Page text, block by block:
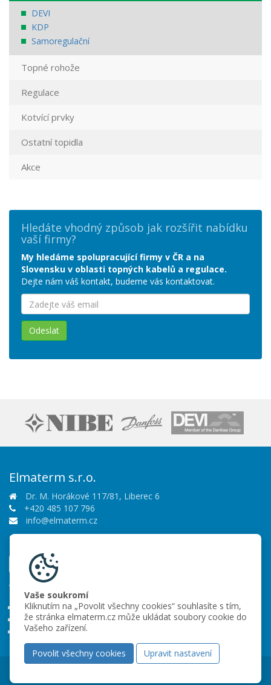
DEVI
KDP
Samoregulační
Topné rohože
Regulace
Kotvící prvky
Ostatní topidla
Akce
Hledáte vhodný způsob jak rozšířit nabídku
vaší firmy?
My hledáme spolupracující firmy v ČR a na
Slovensku v oblasti topných kabelů a regulace.
Dejte nám váš kontakt, budeme vás kontaktovat.
Odeslat
Elmaterm s.r.o.
Dr. M. Horákové 117/81, Liberec 6
+420 485 107 796
info@elmaterm.cz
Sledujte nás
Vše o nákupu
Obchodní podmínky
Ochrana osobních údajů
Partneři
Vaše soukromí
Kliknutím na „Povolit všechny cookies“ souhlasíte s tím,
že stránka elmaterm.cz může ukládat soubory cookie do
Vašeho zařízení.
Povolit všechny cookies Upravit nastavení